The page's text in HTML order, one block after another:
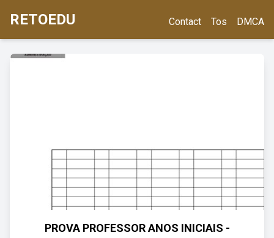
RETOEDU Contact Tos DMCA
PROVA PROFESSOR ANOS INICIAIS -